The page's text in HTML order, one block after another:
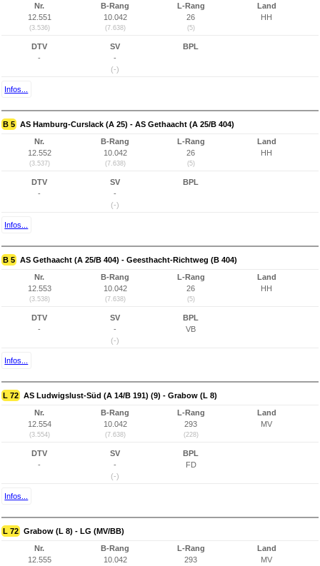
Nr.
12.551
(3.536)
B-Rang
10.042
(7.638)
L-Rang
26
(5)
Land
HH
DTV
-
SV
-
(-)
BPL
Infos...
B 5 AS Hamburg-Curslack (A 25) - AS Gethaacht (A 25/B 404)
Nr.
12.552
(3.537)
B-Rang
10.042
(7.638)
L-Rang
26
(5)
Land
HH
DTV
-
SV
-
(-)
BPL
Infos...
B 5 AS Gethaacht (A 25/B 404) - Geesthacht-Richtweg (B 404)
Nr.
12.553
(3.538)
B-Rang
10.042
(7.638)
L-Rang
26
(5)
Land
HH
DTV
-
SV
-
(-)
BPL
VB
Infos...
L 72 AS Ludwigslust-Süd (A 14/B 191) (9) - Grabow (L 8)
Nr.
12.554
(3.554)
B-Rang
10.042
(7.638)
L-Rang
293
(228)
Land
MV
DTV
-
SV
-
(-)
BPL
FD
Infos...
L 72 Grabow (L 8) - LG (MV/BB)
Nr.
12.555
B-Rang
10.042
L-Rang
293
Land
MV